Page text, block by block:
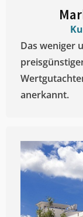
Das weniger
anerkannt.